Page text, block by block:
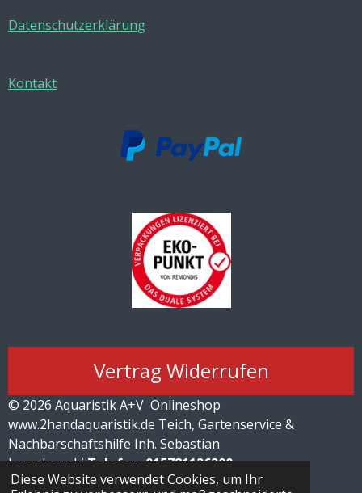
Diese Website verwendet Cookies, um Ihr
Datenschutzerklärung
Kontakt
Vertrag Widerrufen
© 2026 Aquaristik A+V Onlineshop
www.2handaquaristik.de Teich, Gartenservice &
Nachbarschaftshilfe Inh. Sebastian
LempkowskiTelefon: 015781126200